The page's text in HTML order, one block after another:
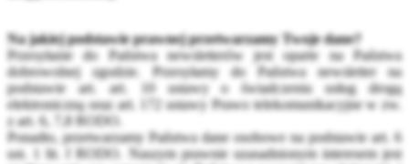
Na jakiej podstawie prawnej przetwarzamy Twoje dane?
Przesyłanie do Państwa newsletterów jest oparte na Państwa
dobrowolnej zgodzie. Przesyłamy do Państwa newsletter na
podstawie art. art. 10 ustawy o świadczeniu usług drogą
elektroniczną oraz art. 172 ustawy Prawo telekomunikacyjne w zw.
z art. 6, 7,8 RODO.
Ponadto, przetwarzamy Państwa dane osobowe na podstawie art. 6
ust. 1 lit. f RODO. Naszym prawnie uzasadnionym interesem jest